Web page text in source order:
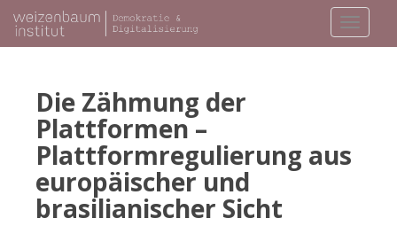
i
Die Zähmung der
Plattformen –
Plattformregulierung aus
europäischer und
brasilianischer Sicht